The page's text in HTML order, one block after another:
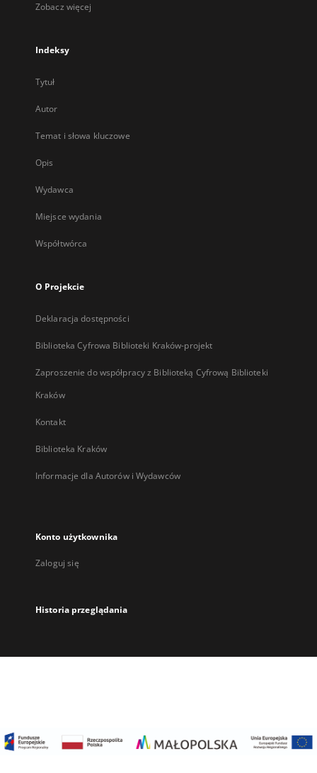
Zobacz więcej
Indeksy
Tytuł
Autor
Temat i słowa kluczowe
Opis
Wydawca
Miejsce wydania
Współtwórca
O Projekcie
Deklaracja dostępności
Biblioteka Cyfrowa Biblioteki Kraków-projekt
Zaproszenie do współpracy z Biblioteką Cyfrową Biblioteki
Kraków
Kontakt
Biblioteka Kraków
Informacje dla Autorów i Wydawców
Konto użytkownika
Zaloguj się
Historia przeglądania